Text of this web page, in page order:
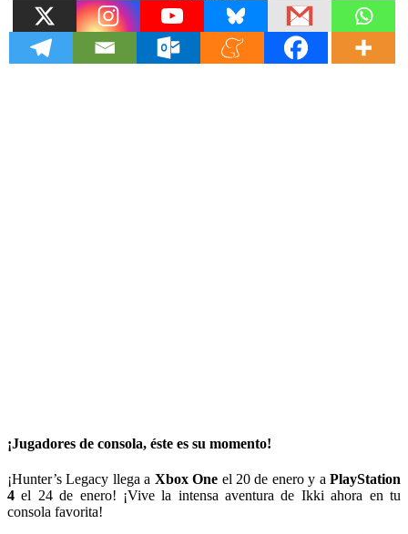
¡Jugadores de consola, éste es su momento!
¡Hunter’s Legacy llega a Xbox One el 20 de enero y aPlayStation
4 el 24 de enero! ¡Vive la intensa aventura de Ikki ahora en tu
consola favorita!